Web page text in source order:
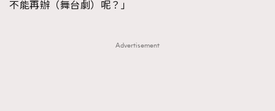
不能再辦（舞台劇）呢？」
Advertisement